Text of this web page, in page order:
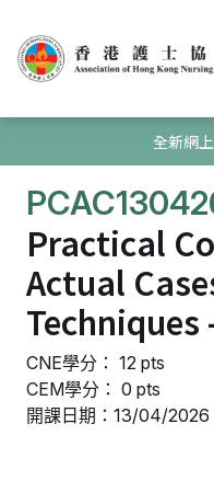
全新網
Practical
Actual
Techniques
CNE學分： 12 pts
CEM學分： 0 pts
開課日期：13/04/2026